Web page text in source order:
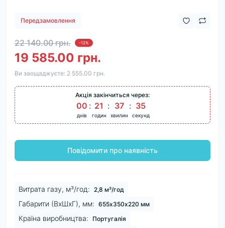
Передзамовлення
22 140.00 грн. -12%
19 585.00 грн.
Ви заощаджуєте: 2 555.00 грн.
Акція закінчиться через:
00
днів
: 21
годин
: 37
хвилин
: 34
секунд
Повідомити про наявність
Витрата газу, м³/год: 2,8 м³/год
Габарити (ВхШхГ), мм: 655х350х220 мм
Країна виробництва: Португалія